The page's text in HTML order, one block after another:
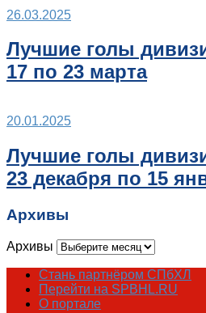
26.03.2025
Лучшие голы
17 по 23 марта
20.01.2025
Лучшие голы
23 декабря по 15
Архивы
Архивы
Стань партнёром СПбХЛ
Перейти на SPBHL.RU
О портале